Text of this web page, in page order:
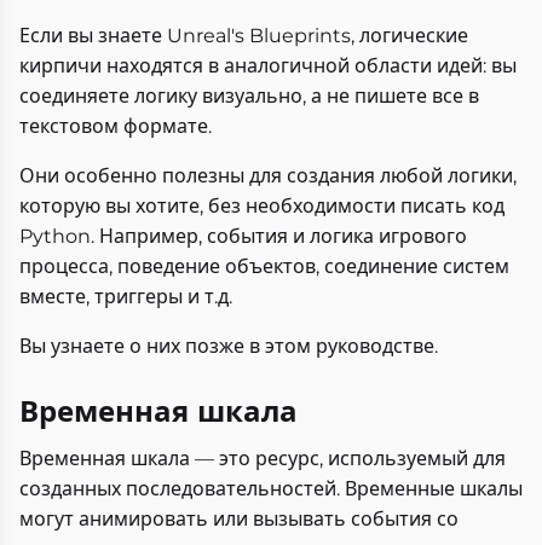
Если вы знаете Unreal's Blueprints, логические
кирпичи находятся в аналогичной области идей: вы
соединяете логику визуально, а не пишете все в
текстовом формате.
Они особенно полезны для создания любой логики,
которую вы хотите, без необходимости писать код
Python. Например, события и логика игрового
процесса, поведение объектов, соединение систем
вместе, триггеры и т.д.
Вы узнаете о них позже в этом руководстве.
Временная шкала
Временная шкала — это ресурс, используемый для
созданных последовательностей. Временные шкалы
могут анимировать или вызывать события со